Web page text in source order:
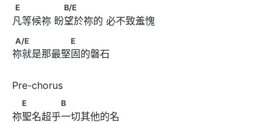
E　　　　      　B/E
E B/E
凡等候祢 盼望於祢的 必不致羞愧
A/E　　　　　　E
A/E E
祢就是那最堅固的磐石
E　　　　B
E B
祢聖名超乎一切其他的名